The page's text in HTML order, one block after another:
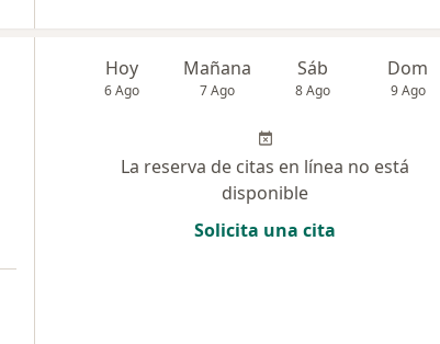
Hoy
6 Ago
Mañana
7 Ago
Sáb
8 Ago
Dom
9 Ago
La reserva de citas en línea no está
disponible
Solicita una cita